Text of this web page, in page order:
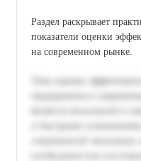
Раздел раскрывает
показатели оценки
на современном рынке.